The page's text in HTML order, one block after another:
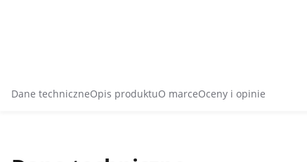
Dane techniczneOpis produktuO marceOceny i opinie